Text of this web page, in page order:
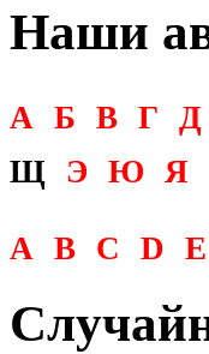
Наши
А Б В Г Д
Щ
Э Ю Я
A B C D E